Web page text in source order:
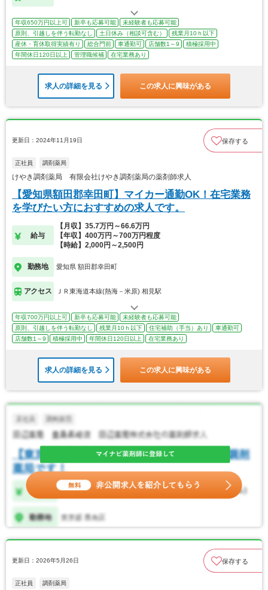
年収650万円以上可 新卒も応募可能
未経験者も応募可能
原則、引越しを伴う転勤なし
土日休み（相談可含む）
残業月10ｈ以下
産休・育休取得実績有り
総合門前 車通勤可 店舗数1～9
積極採用中
年間休日120日以上
管理職候補 在宅業務あり
求人の詳細を見る この求人に興味がある
更新日：2024年11月19日 保存する
正社員 調剤薬局
けやき調剤薬局 有限会社けやき調剤薬局の薬剤師求人
【愛知県額田郡幸田町】マイカー通勤OK！在宅業務
を学びたい方におすすめの求人です。
給与
【月収】35.7万円～66.6万円
【年収】400万円～700万円程度
【時給】2,000円～2,500円
勤務地 愛知県 額田郡幸田町
アクセス ＪＲ東海道本線(熱海－米原) 相見駅
年収700万円以上可 新卒も応募可能
未経験者も応募可能
原則、引越しを伴う転勤なし
残業月10ｈ以下 住宅補助（手当）あり
車通勤可
店舗数1～9
積極採用中 年間休日120日以上 在宅業務あり
求人の詳細を見る この求人に興味がある
更新日：2026年5月26日 保存する
正社員 調剤薬局